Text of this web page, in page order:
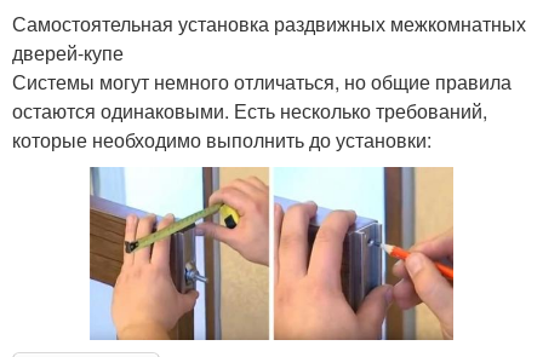
Самостоятельная установка раздвижных межкомнатных
дверей-купе
Системы могут немного отличаться, но общие правила
остаются одинаковыми. Есть несколько требований,
которые необходимо выполнить до установки: